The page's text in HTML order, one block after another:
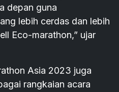
depan guna
lebih cerdas dan lebih
Eco-marathon,” ujar
Asia 2023 juga
rangkaian acara